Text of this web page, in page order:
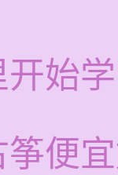
始学
便